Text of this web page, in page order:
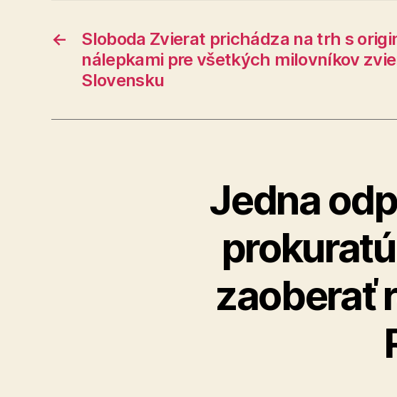
←
Sloboda Zvierat prichádza na trh s
nálepkami pre všetkých milovníkov
Slovensku
Jedna
zaoberať